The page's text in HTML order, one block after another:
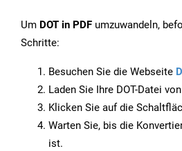
Um DOT in PDF umzuwandeln,
Schritte:
Besuchen Sie die Webseite
Laden Sie Ihre DOT-Datei
Klicken Sie auf die
Warten Sie, bis die
ist.